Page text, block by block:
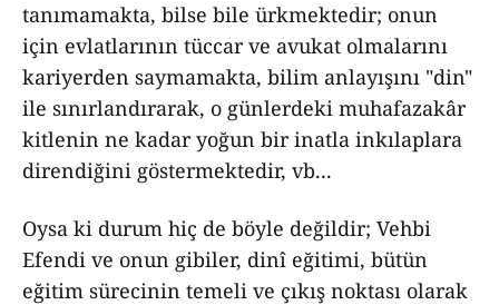
tanımamakta, bilse bile ürkmektedir; onun
için evlatlarının tüccar ve avukat olmalarını
kariyerden saymamakta, bilim anlayışını "din"
ile sınırlandırarak, o günlerdeki muhafazakâr
kitlenin ne kadar yoğun bir inatla inkılaplara
direndiğini göstermektedir, vb...
Oysa ki durum hiç de böyle değildir; Vehbi
Efendi ve onun gibiler, dinî eğitimi, bütün
eğitim sürecinin temeli ve çıkış noktası olarak